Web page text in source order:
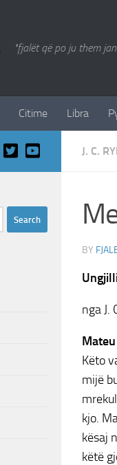
"fjalët që po ju them
Citime Libra
J. C.
BY
nga J.
Këto
mijë
kjo.
kësaj
këtë